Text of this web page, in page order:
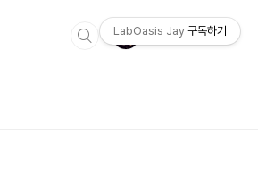
LabOasis Jay 구독하기